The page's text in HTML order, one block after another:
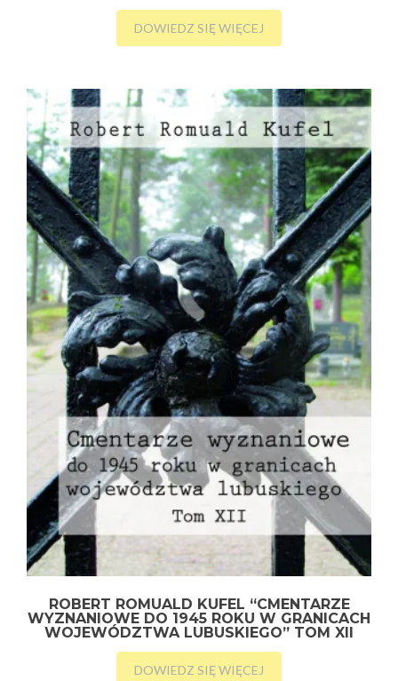
DOWIEDZ SIĘ WIĘCEJ
ROBERT ROMUALD KUFEL “CMENTARZE
WYZNANIOWE DO 1945 ROKU W GRANICACH
WOJEWÓDZTWA LUBUSKIEGO” TOM XII
DOWIEDZ SIĘ WIĘCEJ